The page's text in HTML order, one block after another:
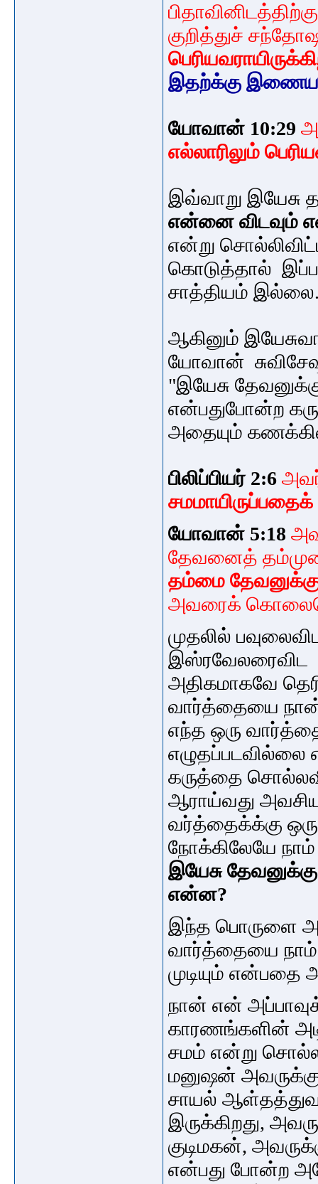
குறித்துச்
இதற்க்கு
யோவான் 10:29
எல்லாரிலும்
இவ்வாறு இயேசு
என்னை விடவும்
என்று சொல்லி
கொடுத்தால்
சாத்தியம்
ஆகினும்
யோவான்
"இயேசு
என்பதுபோன்ற
அதையும்
பிலிப்பியர் 2:6
சமமாயிருப்பதைக்
யோவான் 5:18
தேவனைத்
தம்மை
அவரைக்
முதலில்
இஸ்ரவேலரைவிட
அதிகமாகவே
வார்த்தையை
எந்த ஒரு
கருத்தை
ஆராய்வது
வர்த்தைக்க்கு
நோக்கிலேயே
இயேசு
என்ன?
இந்த பொருளை
வார்த்தையை
முடியும் என்பதை
நான் என்
காரணங்களின்
சமம் என்று சொல்ல
மனுஷன்
சாயல்
இருக்கிறது,
குடிமகன்,
என்பது போன்ற